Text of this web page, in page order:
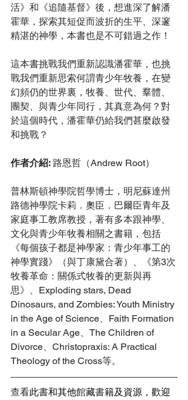
活》和《追隨基督》後，想進深了解潘
霍華，探索其短促而波折的生平、深邃
精湛的神學，本書也是不可錯過之作！
這本書挑戰我們重新認識潘霍華，也挑
戰我們重新思索何謂青少年牧養，在變
幻頻仍的世界裏，牧養、世代、羣體、
團契、與青少年同行，其真意為何？對
於這個時代，潘霍華仍給我們甚麼啟發
和挑戰？
作者介紹: 路恩哲（Andrew Root）
普林斯頓神學院哲學博士，明尼蘇達州
路德神學院卡莉．奧臣．巴爾臣青年及
家庭事工教席教授，著有多本跟神學、
文化與青少年牧養相關之書籍，包括
《每個孩子都是神學家：青少年事工的
神學實踐》（與丁康黛合著）、《第3次
牧養革命：關係式牧養的更新與再
思》、Exploding stars, Dead
Dinosaurs, and Zombies: Youth Ministry
in the Age of Science、Faith Formation
in a Secular Age、The Children of
Divorce、Christopraxis: A Practical
Theology of the Cross等。
查看此書和其他館藏書籍及資源，歡迎